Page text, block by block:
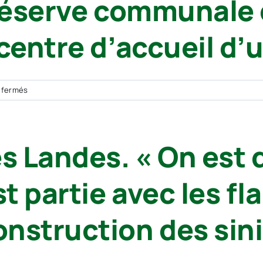
des
sinistrés
« Cela
me
paraît
normal
le
Secours
des
Biscarrossais
d’accueil
sur
Biscarrosse :
Sécurité
est
mobilisée
au
centre
Landes. « On est
partie avec les
des